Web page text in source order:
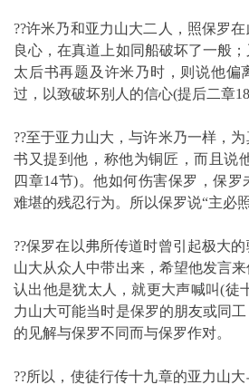
??许米乃和亚力山大二人，照保罗
良心，在真道上如同船破坏了一般
太后书再题及许米乃时，则说他偏
过，以致破坏别人的信心(提后二章18
??至于亚力山大，与许米乃一样，
书又提到他，称他为铜匠，而且说
四章14节)。他如何伤害保罗，保
难堪的残忍行为。所以保罗说“主必
??保罗在以弗所传道时曾引起极大
山大从众人中带出来，希望他发言
认出他是犹太人，就更大声喊叫(徒
力山大可能当时是保罗的朋友或同
的见解与保罗不同而与保罗作对。
??所以，使徒行传十九章的亚力山